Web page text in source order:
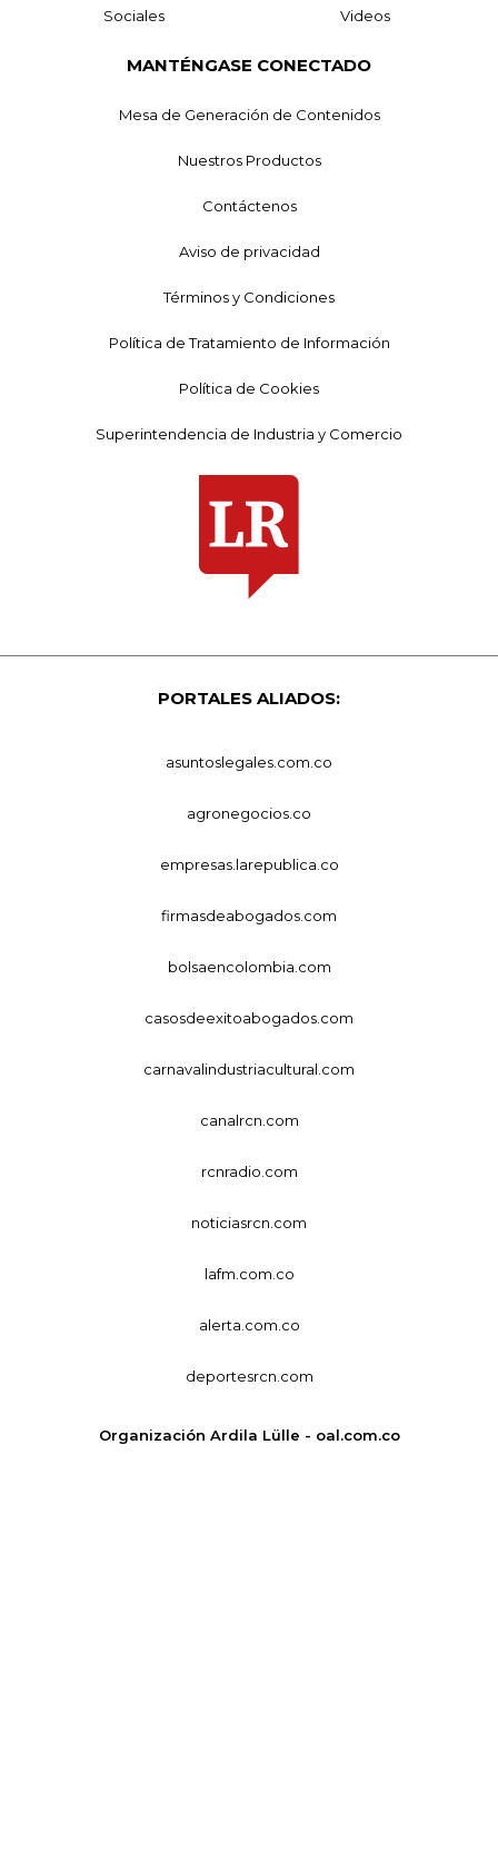
Sociales Videos
MANTÉNGASE CONECTADO
Mesa de Generación de Contenidos
Nuestros Productos
Contáctenos
Aviso de privacidad
Términos y Condiciones
Política de Tratamiento de Información
Política de Cookies
Superintendencia de Industria y Comercio
PORTALES ALIADOS:
asuntoslegales.com.co
agronegocios.co
empresas.larepublica.co
firmasdeabogados.com
bolsaencolombia.com
casosdeexitoabogados.com
carnavalindustriacultural.com
canalrcn.com
rcnradio.com
noticiasrcn.com
lafm.com.co
alerta.com.co
deportesrcn.com
Organización Ardila Lülle - oal.com.co